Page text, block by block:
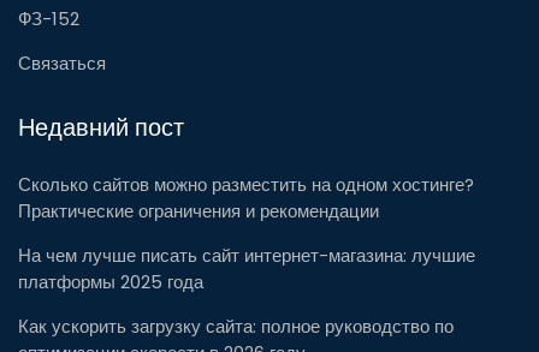
ФЗ-152
Связаться
Недавний пост
Сколько сайтов можно разместить на одном хостинге?
Практические ограничения и рекомендации
На чем лучше писать сайт интернет-магазина: лучшие
платформы 2025 года
Как ускорить загрузку сайта: полное руководство по